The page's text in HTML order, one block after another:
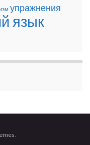
упражнения
язык
.